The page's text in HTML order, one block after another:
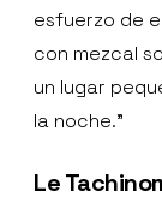
esfuerzo de
con mezcal
un lugar
la noche.”
Le